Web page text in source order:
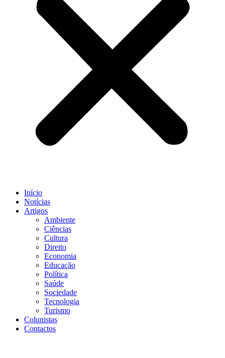
Início
Notícias
Artigos
Ambiente
Ciências
Cultura
Direito
Economia
Educação
Política
Saúde
Sociedade
Tecnologia
Turismo
Colunistas
Contactos